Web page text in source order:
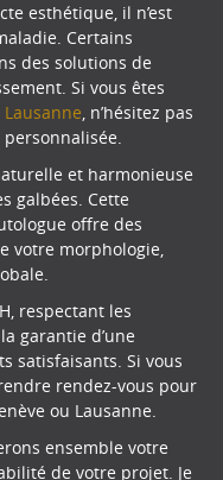
esthétique, il n’est
Certains
des solutions de
Si vous êtes
, n’hésitez pas
et harmonieuse
galbées. Cette
offre des
votre morphologie,
respectant les
garantie d’une
satisfaisants. Si vous
rendez-vous pour
ou Lausanne.
ensemble votre
de votre projet. Je